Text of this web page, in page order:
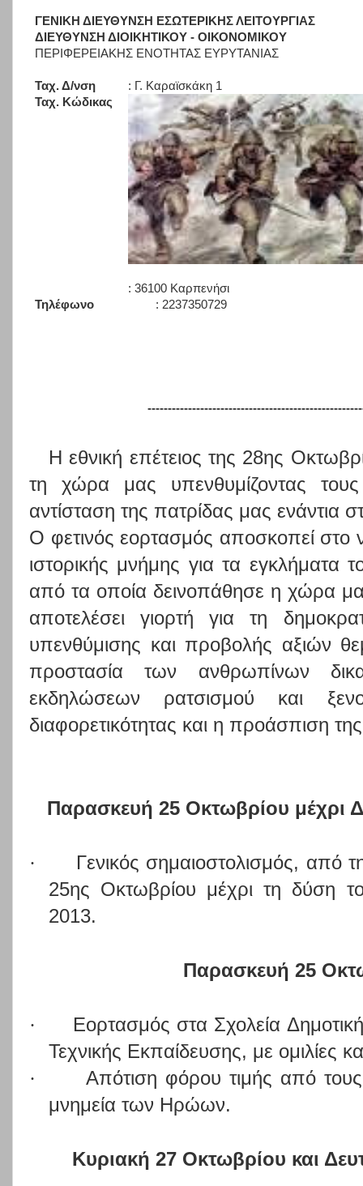
ΓΕΝΙΚΗ ΔΙΕΥΘΥΝΣΗ ΕΣΩΤΕΡΙΚΗΣ ΛΕΙΤΟΥΡΓΙΑΣ
ΔΙΕΥΘΥΝΣΗ ΔΙΟΙΚΗΤΙΚΟΥ - ΟΙΚΟΝΟΜΙΚΟΥ
ΠΕΡΙΦΕΡΕΙΑΚΗΣ ΕΝΟΤΗΤΑΣ ΕΥΡΥΤΑΝΙΑΣ
Ταχ. Δ/νση
: Γ. Καραϊσκάκη 1
Ταχ. Κώδικας
: 36100 Καρπενήσι
Τηλέφωνο
: 2237350729
Η εθνική επέτειος της 28ης
τη χώρα μας υπενθυμίζοντας
αντίσταση της πατρίδας μας ενάντια
Ο φετινός εορτασμός αποσκοπεί στο
ιστορικής μνήμης για τα εγκλήματα
από τα οποία δεινοπάθησε η χώρα
αποτελέσει γιορτή για τη
υπενθύμισης και προβολής αξιών
προστασία των ανθρωπίνων
εκδηλώσεων ρατσισμού και
διαφορετικότητας και η προάσπιση
Παρασκευή 25 Οκτωβρίου μέχρι
·
Γενικός σημαιοστολισμός,
25ης Οκτωβρίου μέχρι τη δύση
2013.
Παρασκευή 25
·
Εορτασμός στα Σχολεία
Τεχνικής Εκπαίδευσης, με ομιλίες
·
Απότιση φόρου τιμής από
μνημεία των Ηρώων.
Κυριακή 27 Οκτωβρίου και